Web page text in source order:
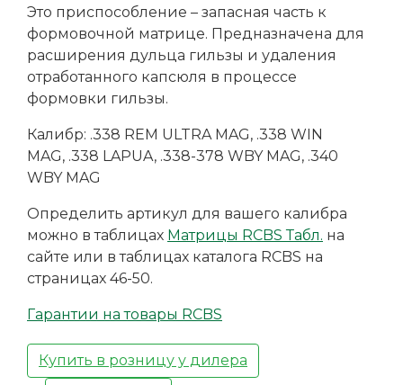
Это приспособление – запасная часть к
формовочной матрице. Предназначена для
расширения дульца гильзы и удаления
отработанного капсюля в процессе
формовки гильзы.
Калибр: .338 REM ULTRA MAG, .338 WIN
MAG, .338 LAPUA, .338-378 WBY MAG, .340
WBY MAG
Определить артикул для вашего калибра
можно в таблицах Матрицы RCBS Табл. на
сайте или в таблицах каталога RCBS на
страницах 46-50.
Гарантии на товары RCBS
Купить в розницу у дилера